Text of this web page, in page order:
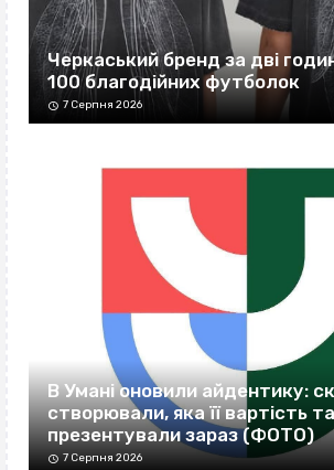
Черкаський бренд за дві
100 благодійних футболок
7 Серпня 2026
В Умані оновили айдентику:
створювали, яка її вартість
презентували зараз (ФОТО)
7 Серпня 2026